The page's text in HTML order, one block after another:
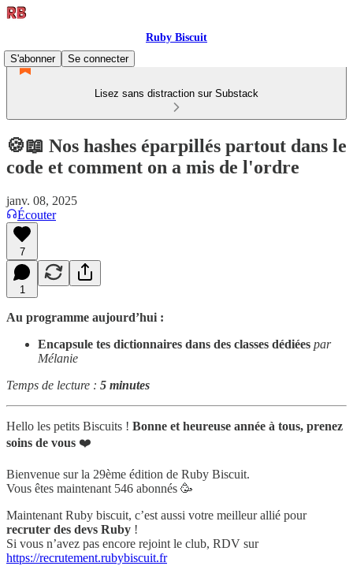
Ruby Biscuit
S'abonner
Se connecter
Lisez sans distraction sur Substack
🍪📖 Nos hashes éparpillés partout dans le
code et comment on a mis de l'ordre
janv. 08, 2025
Écouter
7
1
Au programme aujourd’hui :
Encapsule tes dictionnaires dans des classes dédiées par
Mélanie
Temps de lecture : 5 minutes
Hello les petits Biscuits ! Bonne et heureuse année à tous, prenez
soins de vous ❤️
Bienvenue sur la 29ème édition de Ruby Biscuit.
Vous êtes maintenant 546 abonnés 🥳
Maintenant Ruby biscuit, c’est aussi votre meilleur allié pour
recruter des devs Ruby !
Si vous n’avez pas encore rejoint le club, RDV sur
https://recrutement.rubybiscuit.fr